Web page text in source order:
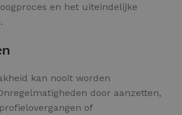
en het uiteindelijke
kan nooit worden
door aanzetten,
of